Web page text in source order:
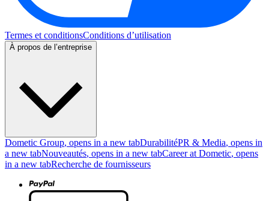
Termes et conditionsConditions d’utilisation
À propos de l’entreprise
Dometic Group, opens in a new tabDurabilitéPR & Media, opens in
a new tabNouveautés, opens in a new tabCareer at Dometic, opens
in a new tabRecherche de fournisseurs